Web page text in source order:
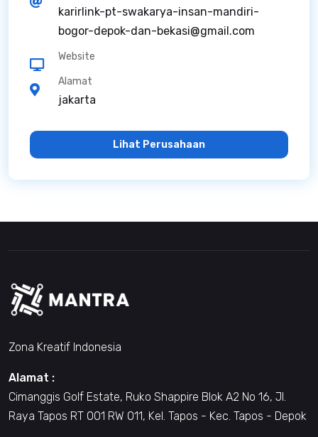
karirlink-pt-swakarya-insan-mandiri-
bogor-depok-dan-bekasi@gmail.com
Website
Alamat
jakarta
Lihat Perusahaan
Zona Kreatif Indonesia
Alamat :
Cimanggis Golf Estate, Ruko Shappire Blok A2 No 16, Jl.
Raya Tapos RT 001 RW 011, Kel. Tapos - Kec. Tapos - Depok